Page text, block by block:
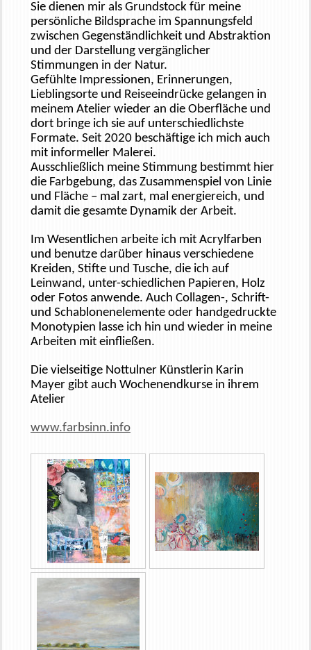
Sie dienen mir als Grundstock für meine
persönliche Bildsprache im Spannungsfeld
zwischen Gegenständlichkeit und Abstraktion
und der Darstellung vergänglicher
Stimmungen in der Natur.
Gefühlte Impressionen, Erinnerungen,
Lieblingsorte und Reiseeindrücke gelangen in
meinem Atelier wieder an die Oberfläche und
dort bringe ich sie auf unterschiedlichste
Formate. Seit 2020 beschäftige ich mich auch
mit informeller Malerei.
Ausschließlich meine Stimmung bestimmt hier
die Farbgebung, das Zusammenspiel von Linie
und Fläche – mal zart, mal energiereich, und
damit die gesamte Dynamik der Arbeit.
Im Wesentlichen arbeite ich mit Acrylfarben
und benutze darüber hinaus verschiedene
Kreiden, Stifte und Tusche, die ich auf
Leinwand, unter-schiedlichen Papieren, Holz
oder Fotos anwende. Auch Collagen-, Schrift-
und Schablonenelemente oder handgedruckte
Monotypien lasse ich hin und wieder in meine
Arbeiten mit einfließen.
Die vielseitige Nottulner Künstlerin Karin
Mayer gibt auch Wochenendkurse in ihrem
Atelier
www.farbsinn.info